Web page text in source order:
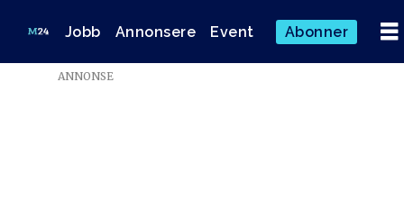
Jobb Annonsere Event Abonner
ANNONSE